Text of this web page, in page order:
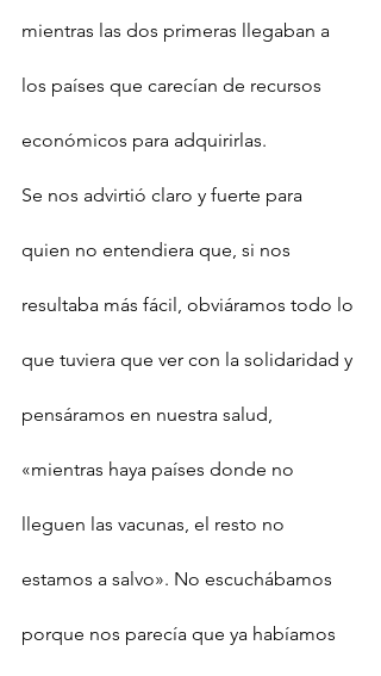
mientras las dos primeras llegaban a
los países que carecían de recursos
económicos para adquirirlas.
Se nos advirtió claro y fuerte para
quien no entendiera que, si nos
resultaba más fácil, obviáramos todo lo
que tuviera que ver con la solidaridad y
pensáramos en nuestra salud,
«mientras haya países donde no
lleguen las vacunas, el resto no
estamos a salvo». No escuchábamos
porque nos parecía que ya habíamos